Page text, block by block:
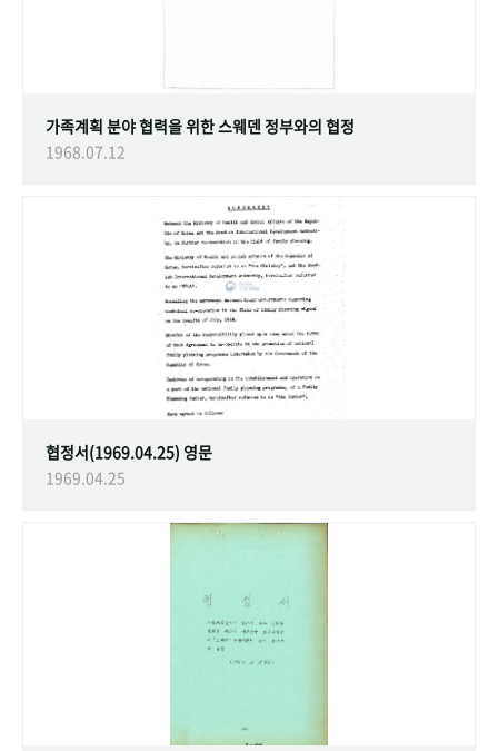
가족계획 분야 협력을 위한 스웨덴 정부와의 협정
1968.07.12
협정서(1969.04.25) 영문
1969.04.25